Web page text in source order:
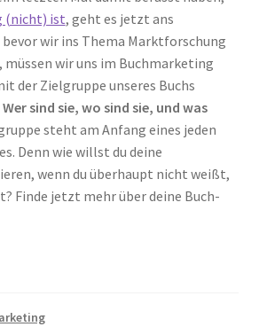
(nicht) ist, geht es jetzt ans
wir ins Thema Marktforschung
wir uns im Buchmarketing
der Zielgruppe unseres Buchs
Wer sind sie, wo sind sie, und was
steht am Anfang eines jeden
Denn wie willst du deine
wenn du überhaupt nicht weißt,
Finde jetzt mehr über deine Buch-